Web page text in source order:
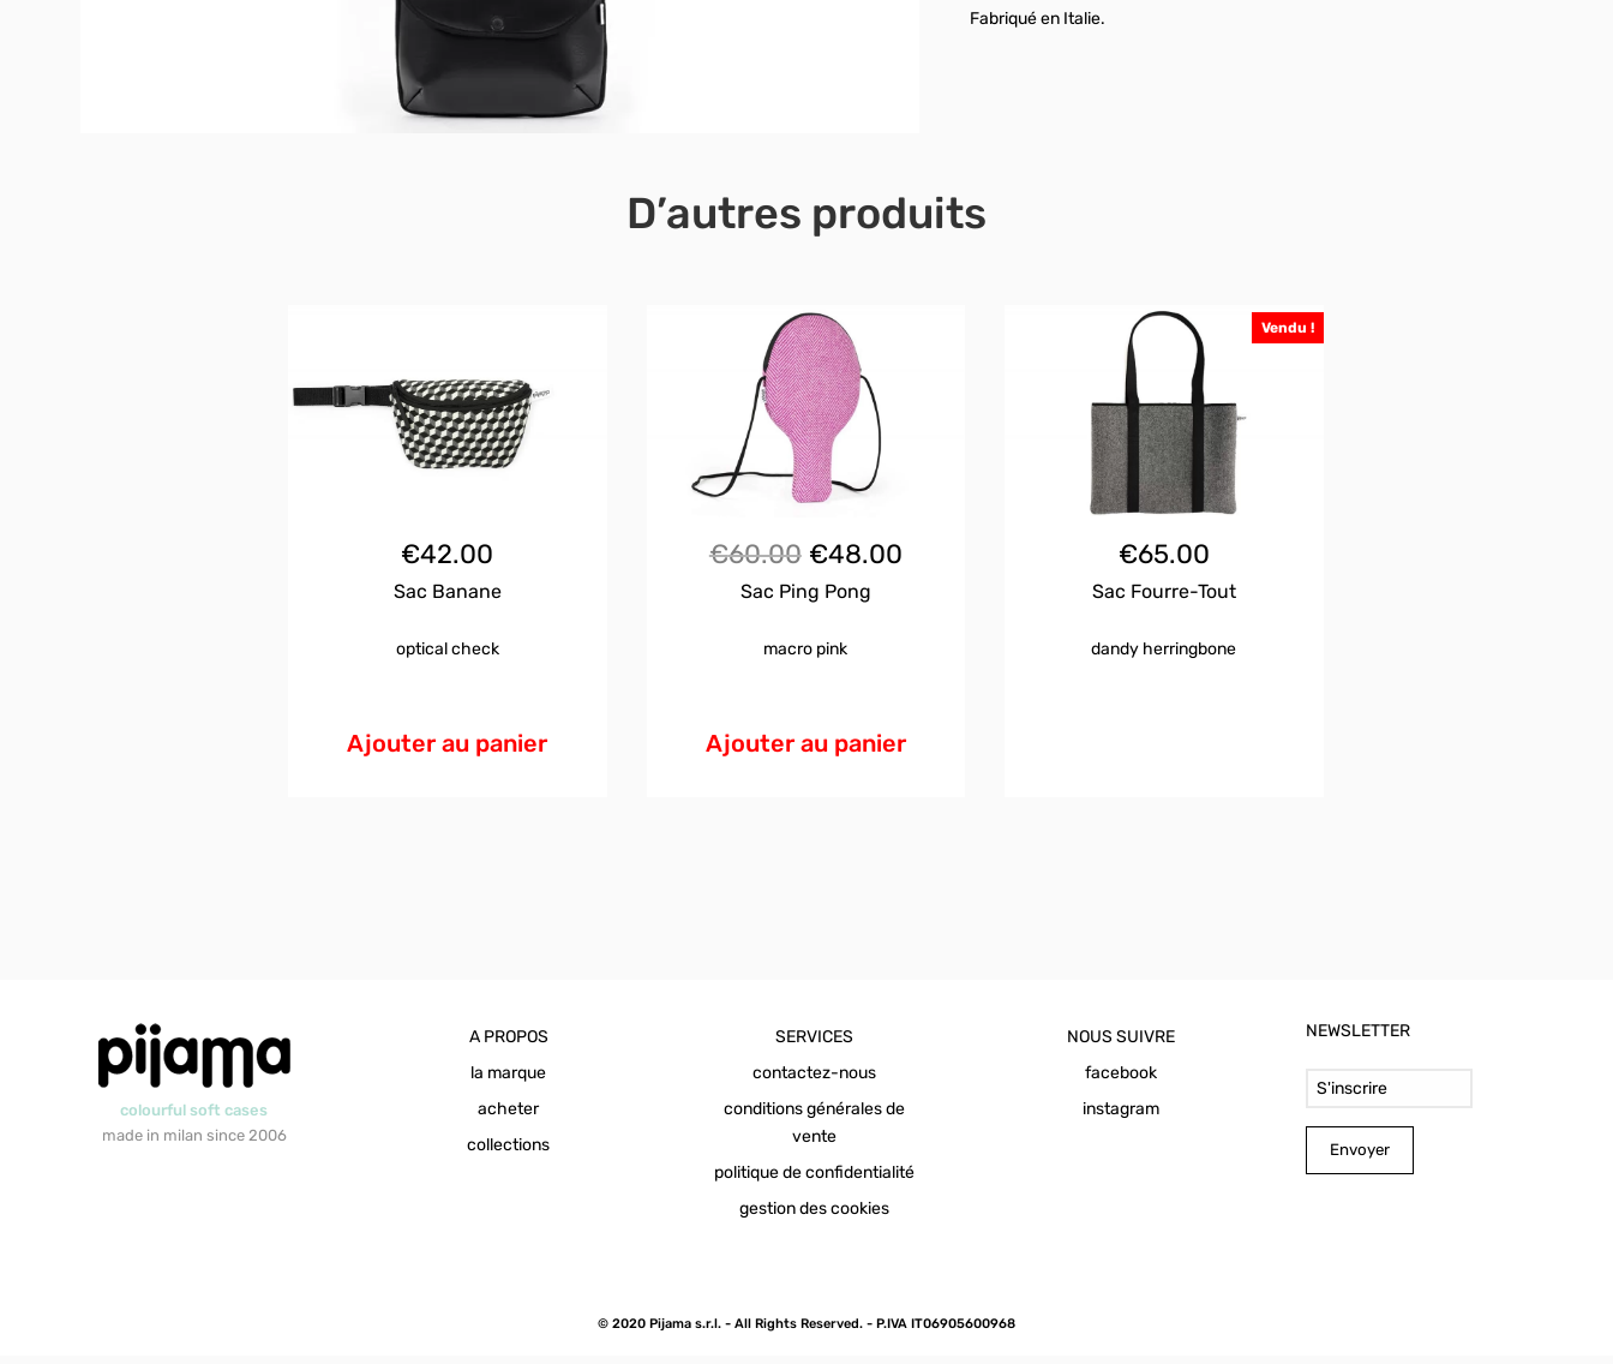
Fabriqué en Italie.
D’autres produits
€42.00
Sac Banane
optical check
Ajouter au panier
€60.00 Le
prix
initial
€60.00.
€48.00Le
€48.00.
Sac Ping Pong
macro pink
Ajouter au panier
Vendu !
€65.00
Sac Fourre-Tout
dandy herringbone
colourful soft cases
made in milan since 2006
A PROPOS
la marque
acheter
collections
SERVICES
contactez-nous
conditions générales de
vente
politique de confidentialité
gestion des cookies
NOUS SUIVRE
facebook
instagram
NEWSLETTER
Envoyer
© 2020 Pijama s.r.l. - All Rights Reserved. - P.IVA IT06905600968